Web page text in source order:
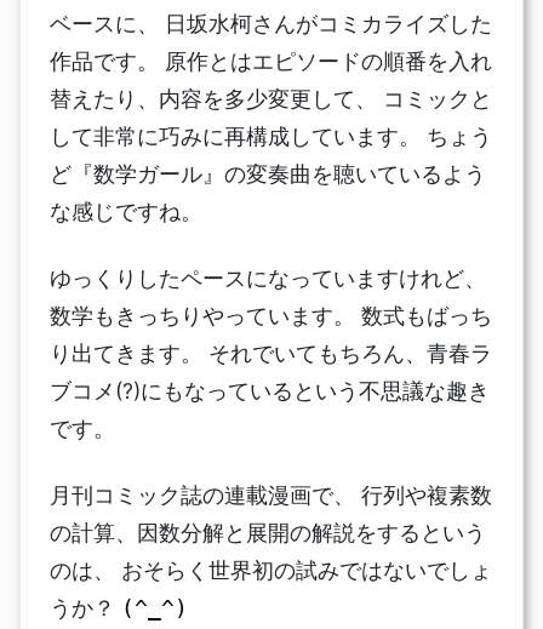
ベースに、 日坂水柯さんがコミカライズした
作品です。 原作とはエピソードの順番を入れ
替えたり、内容を多少変更して、 コミックと
して非常に巧みに再構成しています。 ちょう
ど『数学ガール』の変奏曲を聴いているよう
な感じですね。
ゆっくりしたペースになっていますけれど、
数学もきっちりやっています。 数式もばっち
り出てきます。 それでいてもちろん、青春ラ
ブコメ(?)にもなっているという不思議な趣き
です。
月刊コミック誌の連載漫画で、 行列や複素数
の計算、因数分解と展開の解説をするという
のは、 おそらく世界初の試みではないでしょ
うか？
(^_^)